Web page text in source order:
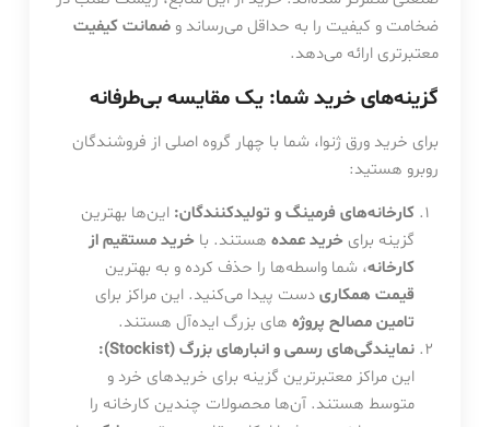
ضخامت و کیفیت را به حداقل می‌رساند و ضمانت کیفیت
معتبرتری ارائه می‌دهد.
گزینه‌های خرید شما: یک مقایسه بی‌طرفانه
برای خرید ورق ژنوا، شما با چهار گروه اصلی از فروشندگان
روبرو هستید:
کارخانه‌های فرمینگ و تولیدکنندگان: این‌ها بهترین
گزینه برای خرید عمده هستند. با خرید مستقیم از
کارخانه، شما واسطه‌ها را حذف کرده و به بهترین
قیمت همکاریدست پیدا می‌کنید. این مراکز برای
تامین مصالح پروژه های بزرگ ایده‌آل هستند.
نمایندگی‌های رسمی و انبارهای بزرگ (Stockist):
این مراکز معتبرترین گزینه برای خریدهای خرد و
متوسط هستند. آن‌ها محصولات چندین کارخانه را